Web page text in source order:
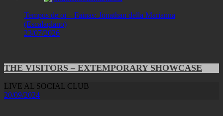
Tempus de oi – Fainas: Jonathan della Marianna
(Escalaplano)
23/07/2026
THE VISITORS – EXTEMPORARY SHOWCASE
LIVE AL SOCIAL CLUB
20/09/2024